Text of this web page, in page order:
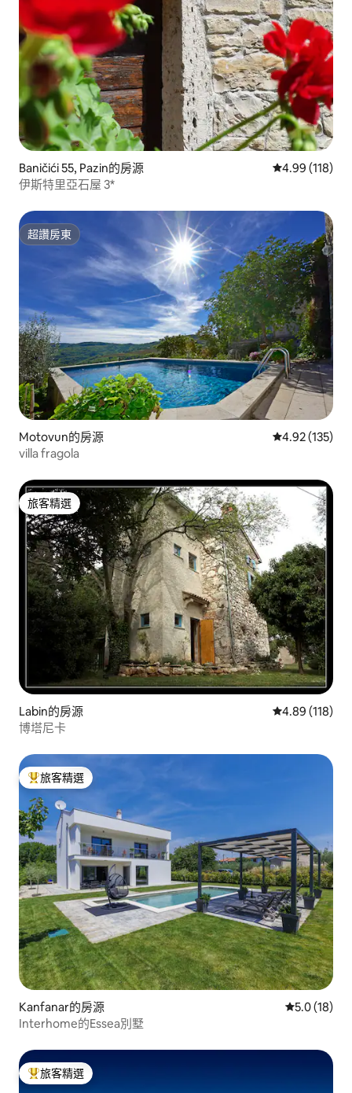
Baničići 55, Pazin的房源 從 118 則評價
4.99 (118)
伊斯特里亞石屋 3*
超讚房東
超讚房東
Motovun的房源 從 135 則評價
4.92 (135)
villa fragola
旅客精選
旅客精選
Labin的房源 從 118 則評價
4.89 (118)
博塔尼卡
旅客精選榜首
旅客精選
Kanfanar的房源 從 18 則評
5.0 (18)
Interhome的Essea別墅
旅客精選榜首
旅客精選